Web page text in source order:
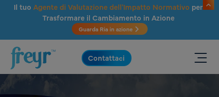
Salta al contenuto principale
Il tuo Agente di Valutazione dell'Impatto Normativo per
Trasformare il Cambiamento in Azione
Guarda Ria in azione
.
Contattaci